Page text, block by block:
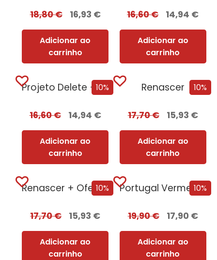
18,80€ 16,93 €
Adicionar ao
carrinho
16,60€ 14,94 €
Adicionar ao
carrinho
10%
Projeto Delete + Oferta Nemesis
16,60€ 14,94 €
Adicionar ao
carrinho
10%
Renascer
17,70€ 15,93 €
Adicionar ao
carrinho
10%
Renascer + Oferta Corpus
17,70€ 15,93 €
Adicionar ao
carrinho
10%
Portugal Vermelho
19,90€ 17,90 €
Adicionar ao
carrinho